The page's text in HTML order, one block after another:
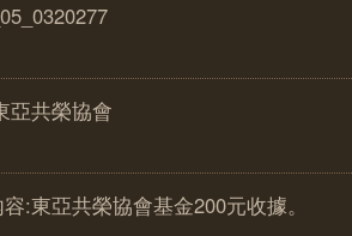
亞共榮協會
:東亞共榮協會基金200元收據。